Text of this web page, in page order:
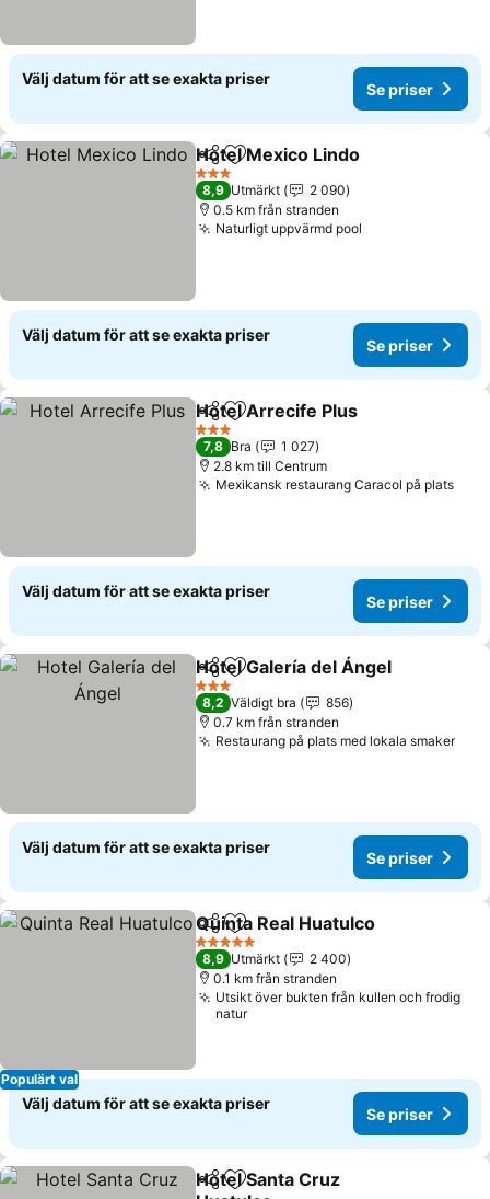
Välj datum för att se exakta priser
Se priser
Dela Lägg till i Mina Favoriter
Hotel Mexico Lindo
3 Stjärnor
8,9 Utmärkt
2 090
0.5 km från stranden
Naturligt uppvärmd pool
Välj datum för att se exakta priser
Se priser
Dela Lägg till i Mina Favoriter
Hotel Arrecife Plus
3 Stjärnor
7,8 Bra
1 027
2.8 km till Centrum
Mexikansk restaurang Caracol på platsSe
Välj datum för att se exakta priser
Se priser
Dela Lägg till i Mina Favoriter
Hotel Galería del Ángel
3 Stjärnor
8,2 Väldigt bra
856
0.7 km från stranden
Restaurang på plats med lokala smakerSe
Välj datum för att se exakta priser
Se priser
Populärt val
Dela Lägg till i Mina Favoriter
Quinta Real Huatulco
5 Stjärnor
8,9 Utmärkt
2 400
0.1 km från stranden
Utsikt över bukten från kullen och frodig
natur
Välj datum för att se exakta priser
Se priser
Dela Lägg till i Mina Favoriter
Hotel Santa Cruz